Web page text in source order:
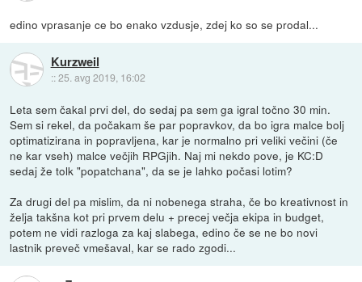
edino vprasanje ce bo enako vzdusje, zdej ko so se prodal...
Kurzweil
::25. avg 2019, 16:02
Leta sem čakal prvi del, do sedaj pa sem ga igral točno 30 min.
Sem si rekel, da počakam še par popravkov, da bo igra malce bolj
optimatizirana in popravljena, kar je normalno pri veliki večini (če
ne kar vseh) malce večjih RPGjih. Naj mi nekdo pove, je KC:D
sedaj že tolk "popatchana", da se je lahko počasi lotim?
Za drugi del pa mislim, da ni nobenega straha, če bo kreativnost in
želja takšna kot pri prvem delu + precej večja ekipa in budget,
potem ne vidi razloga za kaj slabega, edino če se ne bo novi
lastnik preveč vmešaval, kar se rado zgodi...